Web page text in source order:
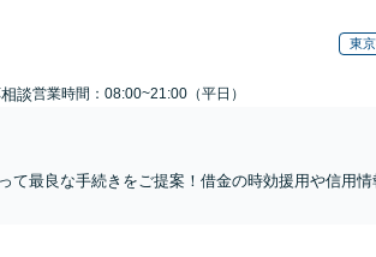
東
談営業時間：08:00~21:00（平日）
て最良な手続きをご提案！借金の時効援用や信用情